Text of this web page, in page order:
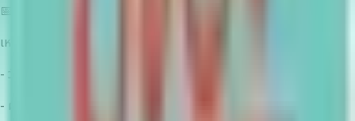
📅วันที่ 6 มิถุนายน 2569
เหมาะกับใคร
- วัยรุ่นอายุ 13–18 ปี ที่มีความฝันอยากทำงานเบื้องหลัง
- ผู้ที่สนใจศึกษาต่อด้านนิเทศศาสตร์ หรือ บริหารธุรกิจ